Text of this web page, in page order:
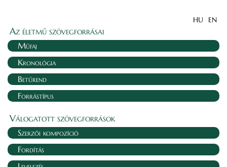
HU EN
Az életmű szövegforrásai
Műfaj
Kronológia
Betűrend
Forrástípus
Válogatott szövegforrások
Szerzői kompozíció
Fordítás